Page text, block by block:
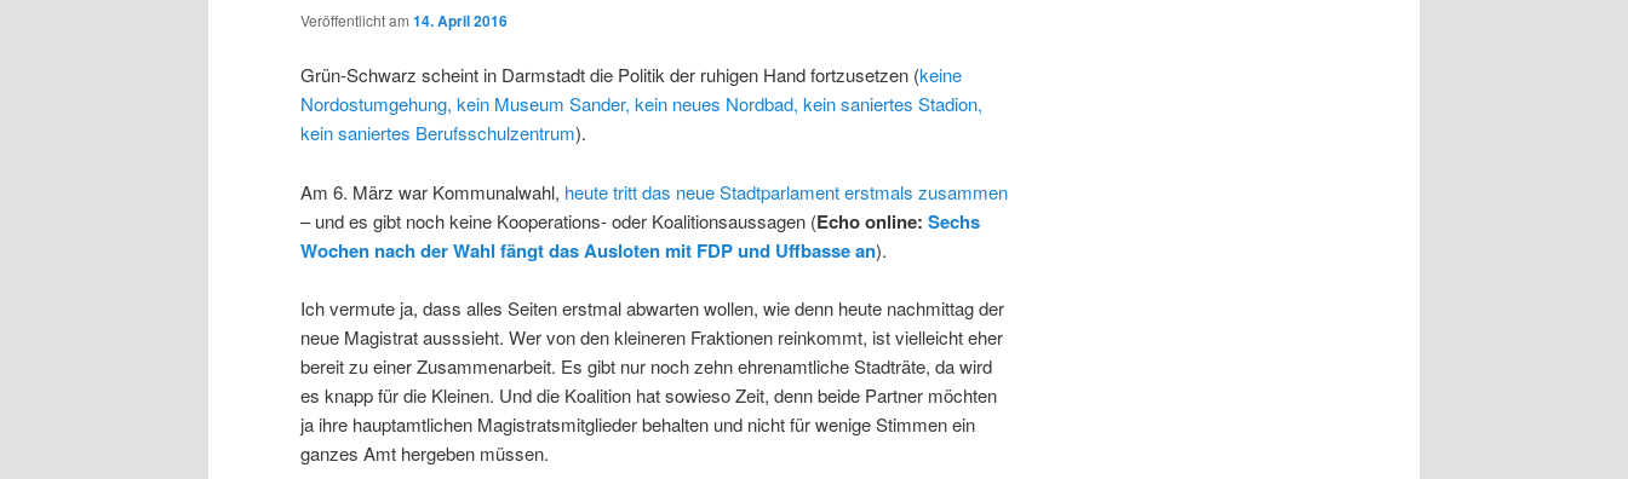
Veröffentlicht am 14. April 2016
Grün-Schwarz scheint in Darmstadt die Politik der ruhigen Hand fortzusetzen (keine
Nordostumgehung, kein Museum Sander, kein neues Nordbad, kein saniertes Stadion,
kein saniertes Berufsschulzentrum).
Am 6. März war Kommunalwahl, heute tritt das neue Stadtparlament erstmals zusammen
– und es gibt noch keine Kooperations- oder Koalitionsaussagen (Echo online: Sechs
Wochen nach der Wahl fängt das Ausloten mit FDP und Uffbasse an).
Ich vermute ja, dass alles Seiten erstmal abwarten wollen, wie denn heute nachmittag der
neue Magistrat ausssieht. Wer von den kleineren Fraktionen reinkommt, ist vielleicht eher
bereit zu einer Zusammenarbeit. Es gibt nur noch zehn ehrenamtliche Stadträte, da wird
es knapp für die Kleinen. Und die Koalition hat sowieso Zeit, denn beide Partner möchten
ja ihre hauptamtlichen Magistratsmitglieder behalten und nicht für wenige Stimmen ein
ganzes Amt hergeben müssen.